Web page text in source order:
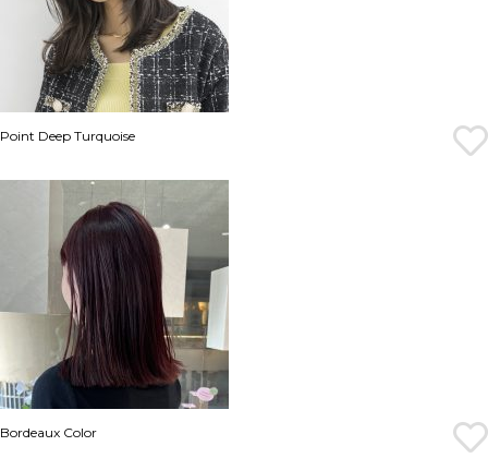
Point Deep Turquoise
Bordeaux Color